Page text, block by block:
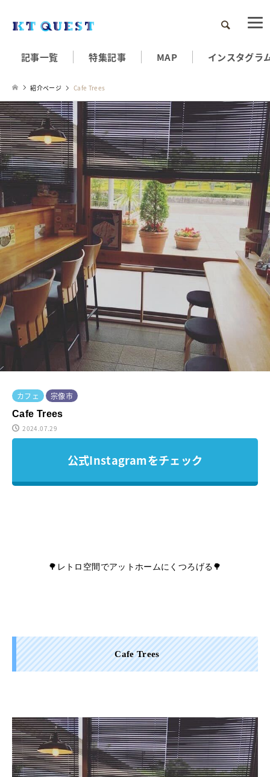
検索
記事一覧 特集記事 MAP インスタグラ
紹介ページ Cafe Trees
カフェ
宗像市
Cafe Trees
2024.07.29
公式Instagramをチェック
🌳レトロ空間でアットホームにくつろげる🌳
Cafe Trees